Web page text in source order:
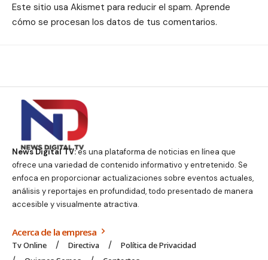
Este sitio usa Akismet para reducir el spam. Aprende
cómo se procesan los datos de tus comentarios.
News Digital TV:es una plataforma de noticias en línea que
ofrece una variedad de contenido informativo y entretenido. Se
enfoca en proporcionar actualizaciones sobre eventos actuales,
análisis y reportajes en profundidad, todo presentado de manera
accesible y visualmente atractiva.
Acerca de la empresa
Tv Online Directiva
Política de Privacidad